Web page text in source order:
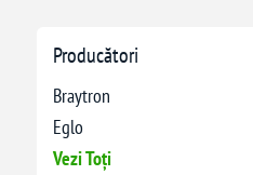
Producători
Braytron
Eglo
Vezi Toți